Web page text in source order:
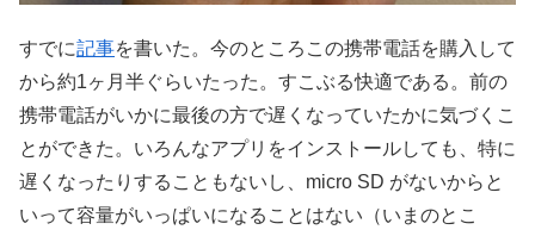
すでに記事を書いた。今のところこの携帯電話を購入して
から約1ヶ月半ぐらいたった。すこぶる快適である。前の
携帯電話がいかに最後の方で遅くなっていたかに気づくこ
とができた。いろんなアプリをインストールしても、特に
遅くなったりすることもないし、micro SD がないからと
いって容量がいっぱいになることはない（いまのとこ